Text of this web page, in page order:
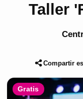
Taller
Compartir
Gratis